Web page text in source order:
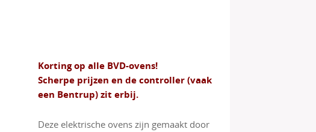
Korting op alle BVD-ovens!
Scherpe prijzen en de controller (vaak
een Bentrup) zit erbij.
Deze elektrische ovens zijn gemaakt door